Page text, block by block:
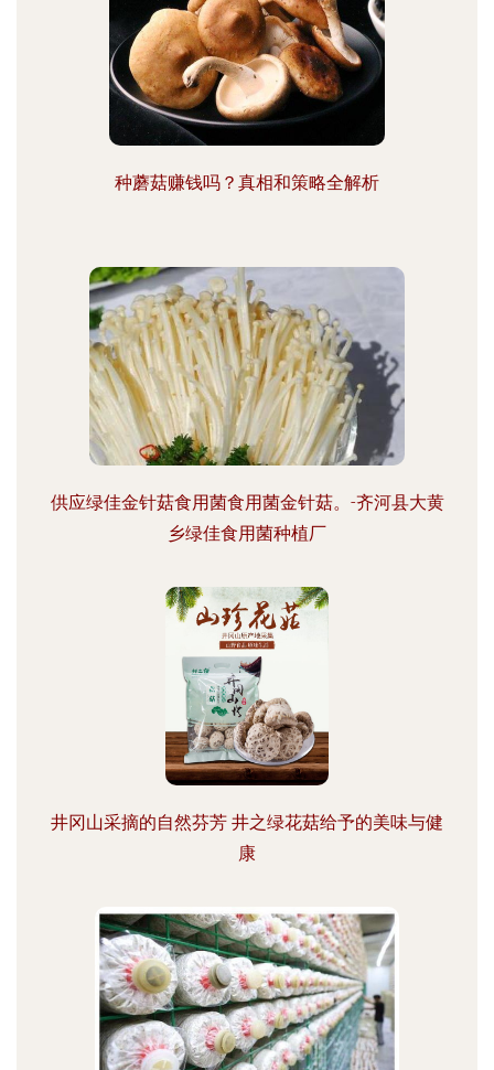
种蘑菇赚钱吗？真相和策略全解析
供应绿佳金针菇食用菌食用菌金针菇。-齐河县大黄
乡绿佳食用菌种植厂
井冈山采摘的自然芬芳 井之绿花菇给予的美味与健
康